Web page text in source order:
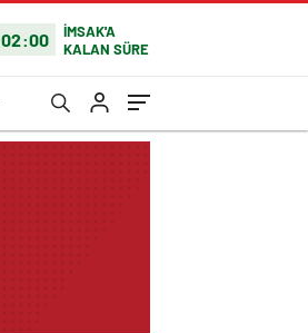
02:00
İMSAK'A
KALAN SÜRE